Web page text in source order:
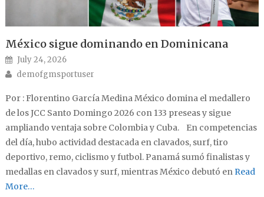
México sigue dominando en Dominicana
Posted on
July 24, 2026
Author
demofgmsportuser
Por : Florentino García Medina México domina el medallero
de los JCC Santo Domingo 2026 con 133 preseas y sigue
ampliando ventaja sobre Colombia y Cuba. En competencias
del día, hubo actividad destacada en clavados, surf, tiro
deportivo, remo, ciclismo y futbol. Panamá sumó finalistas y
medallas en clavados y surf, mientras México debutó enRead
More…